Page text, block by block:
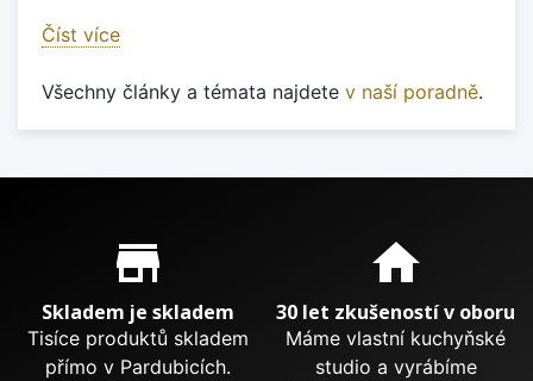
Číst více
Všechny články a témata najdete v naší poradně.
Proč nakupovat u nás?
store_mall_directory
Skladem je skladem
Tisíce produktů skladem
přímo v Pardubicích.
home
30 let zkušeností v oboru
Máme vlastní kuchyňské
studio a vyrábíme